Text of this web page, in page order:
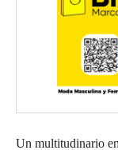
Un multitudinario